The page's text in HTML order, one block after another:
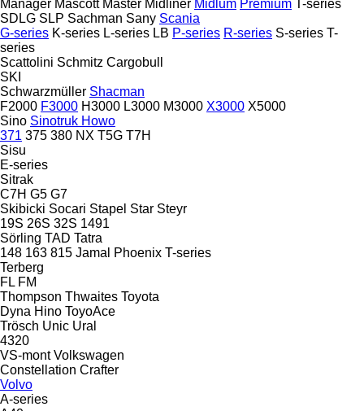
Manager Mascott Master Midliner Midlum Premium T-series
SDLG SLP Sachman Sany Scania
G-series K-series L-series LB P-series R-series S-series T-
series
Scattolini Schmitz Cargobull
SKI
Schwarzmüller Shacman
F2000 F3000 H3000 L3000 M3000 X3000 X5000
Sino Sinotruk Howo
371 375 380 NX T5G T7H
Sisu
E-series
Sitrak
C7H G5 G7
Skibicki Socari Stapel Star Steyr
19S 26S 32S 1491
Sörling TAD Tatra
148 163 815 Jamal Phoenix T-series
Terberg
FL FM
Thompson Thwaites Toyota
Dyna Hino ToyoAce
Trösch Unic Ural
4320
VS-mont Volkswagen
Constellation Crafter
Volvo
A-series